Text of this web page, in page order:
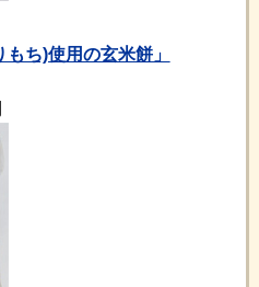
もち)使用の玄米餅」